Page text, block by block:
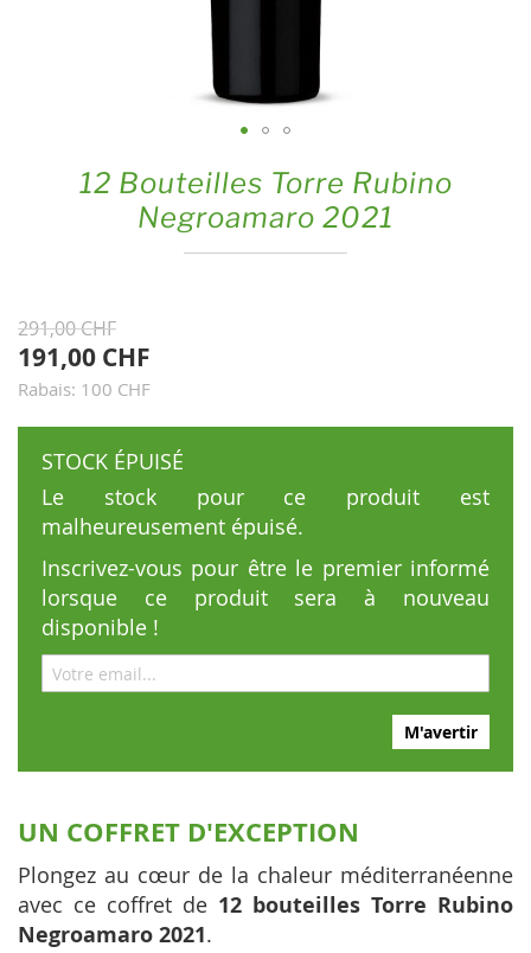
images
gallery
12 Bouteilles Torre Rubino
Negroamaro 2021
291,00 CHF
191,00 CHF
Rabais: 100 CHF
STOCK ÉPUISÉ
Le stock pour ce produit est
malheureusement épuisé.
Inscrivez-vous pour être le premier informé
lorsque ce produit sera à nouveau
disponible !
M'avertir
UN COFFRET D'EXCEPTION
Plongez au cœur de la chaleur méditerranéenne
avec ce coffret de 12 bouteilles Torre Rubino
Negroamaro 2021.